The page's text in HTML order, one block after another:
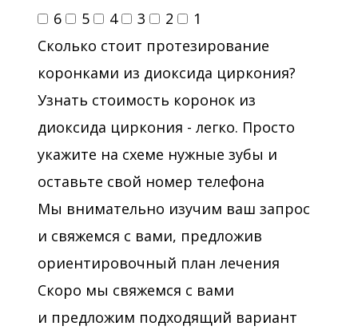
6
5 4 3 2
1
Сколько стоит протезирование
коронками из диоксида циркония?
Узнать стоимость коронок из
диоксида циркония - легко. Просто
укажите на схеме нужные зубы и
оставьте свой номер телефона
Мы внимательно изучим ваш запрос
и свяжемся с вами, предложив
ориентировочный план лечения
Скоро мы свяжемся с вами
и предложим подходящий вариант